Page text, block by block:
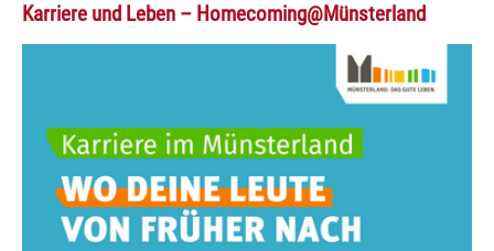
Karriere und Leben – Homecoming@Münsterland